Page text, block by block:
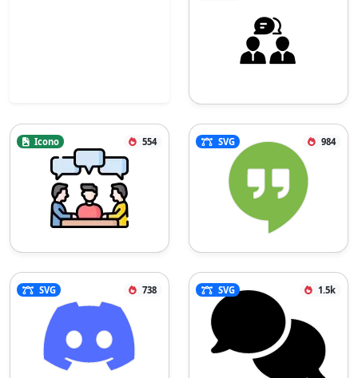
Icono 554 SVG 984
SVG 738 SVG 1.5k